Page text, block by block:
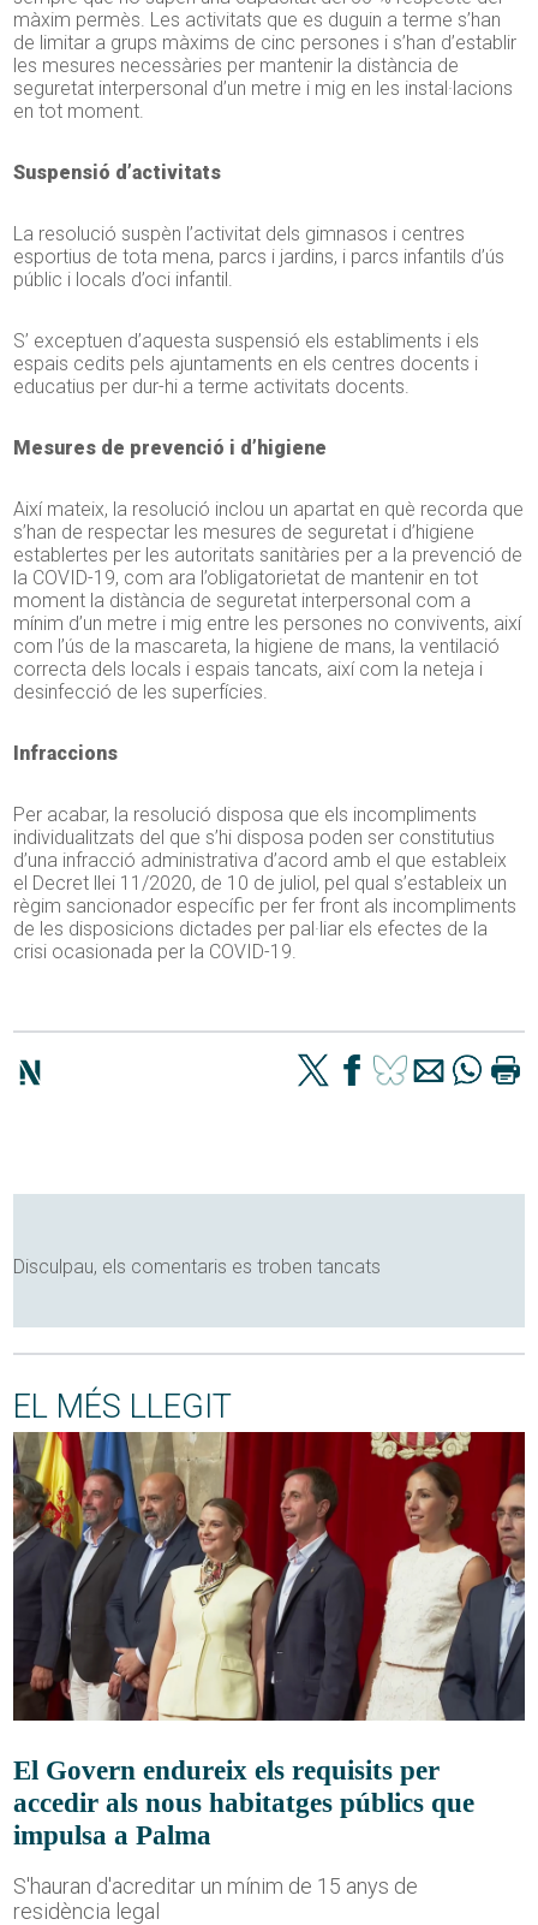
màxim permès. Les activitats que es duguin a terme s’han
de limitar a grups màxims de cinc persones i s’han d’establir
les mesures necessàries per mantenir la distància de
seguretat interpersonal d’un metre i mig en les instal·lacions
en tot moment.
Suspensió d’activitats
La resolució suspèn l’activitat dels gimnasos i centres
esportius de tota mena, parcs i jardins, i parcs infantils d’ús
públic i locals d’oci infantil.
S’ exceptuen d’aquesta suspensió els establiments i els
espais cedits pels ajuntaments en els centres docents i
educatius per dur-hi a terme activitats docents.
Mesures de prevenció i d’higiene
Així mateix, la resolució inclou un apartat en què recorda que
s’han de respectar les mesures de seguretat i d’higiene
establertes per les autoritats sanitàries per a la prevenció de
la COVID-19, com ara l’obligatorietat de mantenir en tot
moment la distància de seguretat interpersonal com a
mínim d’un metre i mig entre les persones no convivents, així
com l’ús de la mascareta, la higiene de mans, la ventilació
correcta dels locals i espais tancats, així com la neteja i
desinfecció de les superfícies.
Infraccions
Per acabar, la resolució disposa que els incompliments
individualitzats del que s’hi disposa poden ser constitutius
d’una infracció administrativa d’acord amb el que estableix
el Decret llei 11/2020, de 10 de juliol, pel qual s’estableix un
règim sancionador específic per fer front als incompliments
de les disposicions dictades per pal·liar els efectes de la
crisi ocasionada per la COVID-19.
Disculpau, els comentaris es troben tancats
EL MÉS LLEGIT
El Govern endureix els requisits per
accedir als nous habitatges públics que
impulsa a Palma
S'hauran d'acreditar un mínim de 15 anys de
residència legal